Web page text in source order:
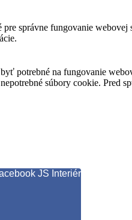
pre správne fungovanie
potrebné na fungovanie
súbory cookie. Pred
JS Interiér